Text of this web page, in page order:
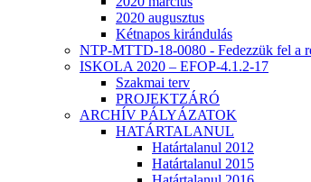
2020 augusztus
Kétnapos kirándulás
NTP-MTTD-18-0080 - Fedezzük fel a
ISKOLA 2020 – EFOP-4.1.2-17
Szakmai terv
PROJEKTZÁRÓ
ARCHÍV PÁLYÁZATOK
HATÁRTALANUL
Határtalanul 2012
Határtalanul 2015